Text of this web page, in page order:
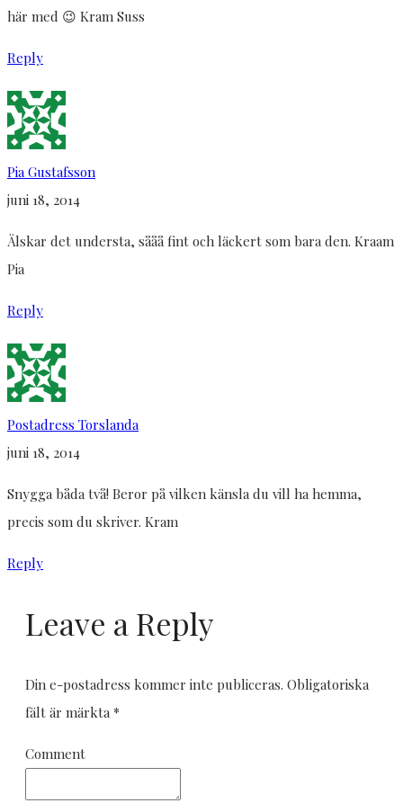
här med 😉 Kram Suss
Reply
Pia Gustafsson
juni 18, 2014
Älskar det understa, sååå fint och läckert som bara den. Kraam
Pia
Reply
Postadress Torslanda
juni 18, 2014
Snygga båda två! Beror på vilken känsla du vill ha hemma,
precis som du skriver. Kram
Reply
Leave a Reply
Din e-postadress kommer inte publiceras. Obligatoriska
fält är märkta*
Comment